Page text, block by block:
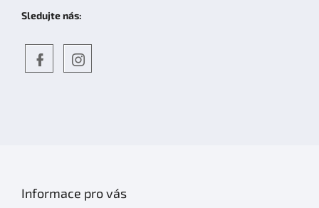
Sledujte nás:
Informace pro vás